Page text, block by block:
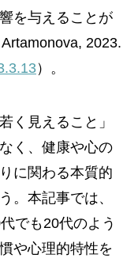
を与えることが
2023.
）。
く見えること」
く、健康や心の
に関わる本質的
。本記事では、
でも20代のよう
や心理的特性を